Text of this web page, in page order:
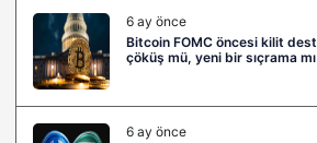
6 ay önce
Bitcoin FOMC öncesi kilit
çöküş mü, yeni bir sıçrama
6 ay önce